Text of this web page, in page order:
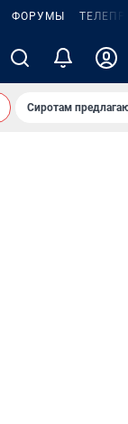
ФОРУМЫ
Сиротам